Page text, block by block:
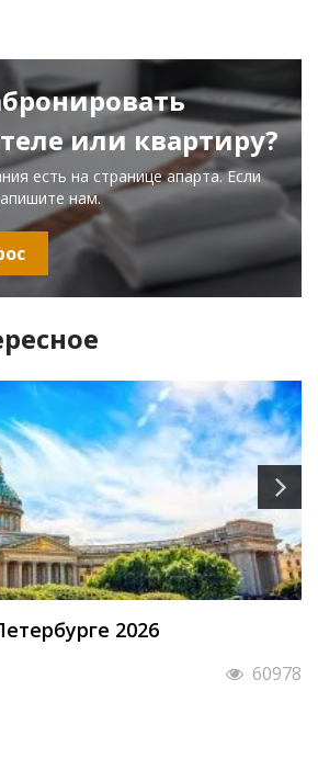
или квартиру?
есть на странице апарта. Если
нам.
2026
60978